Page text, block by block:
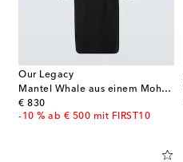
Our Legacy
Mantel Whale aus einem Mohairgemisch
€ 830
original price
-10 % ab € 500 mit FIRST10